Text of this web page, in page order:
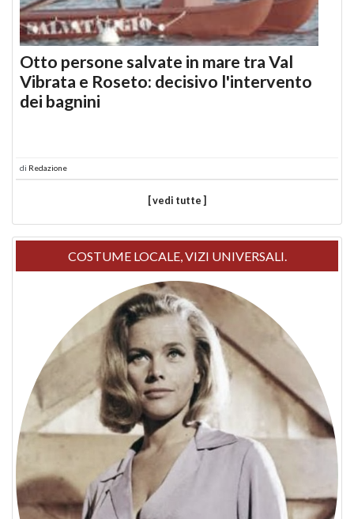
Otto persone salvate in mare tra Val
Vibrata e Roseto: decisivo l'intervento
dei bagnini
di Redazione
[ vedi tutte ]
COSTUME LOCALE, VIZI UNIVERSALI.